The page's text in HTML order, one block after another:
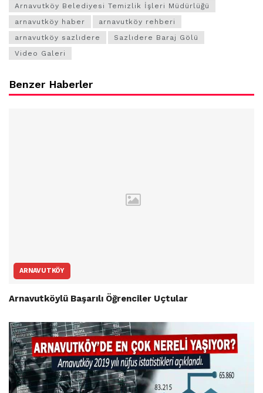
Arnavutköy Belediyesi Temizlik İşleri Müdürlüğü
arnavutköy haber
arnavutköy rehberi
arnavutköy sazlıdere
Sazlıdere Baraj Gölü
Video Galeri
Benzer Haberler
ARNAVUTKÖY
Arnavutköylü Başarılı Öğrenciler Uçtular